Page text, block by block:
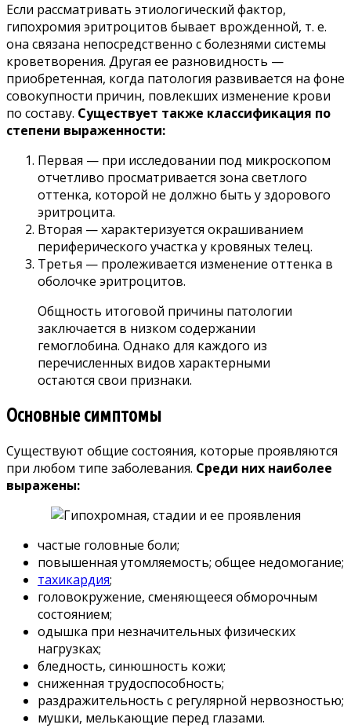
Если рассматривать этиологический фактор,
гипохромия эритроцитов бывает врожденной, т. е.
она связана непосредственно с болезнями системы
кроветворения. Другая ее разновидность —
приобретенная, когда патология развивается на фоне
совокупности причин, повлекших изменение крови
по составу. Существует также классификация по
степени выраженности:
Первая — при исследовании под микроскопом
отчетливо просматривается зона светлого
оттенка, которой не должно быть у здорового
эритроцита.
Вторая — характеризуется окрашиванием
периферического участка у кровяных телец.
Третья — пролеживается изменение оттенка в
оболочке эритроцитов.
Общность итоговой причины патологии
заключается в низком содержании
гемоглобина. Однако для каждого из
перечисленных видов характерными
остаются свои признаки.
Основные симптомы
Существуют общие состояния, которые проявляются
при любом типе заболевания. Среди них наиболее
выражены:
частые головные боли;
повышенная утомляемость; общее недомогание;
тахикардия;
головокружение, сменяющееся обморочным
состоянием;
одышка при незначительных физических
нагрузках;
бледность, синюшность кожи;
сниженная трудоспособность;
раздражительность с регулярной нервозностью;
мушки, мелькающие перед глазами.